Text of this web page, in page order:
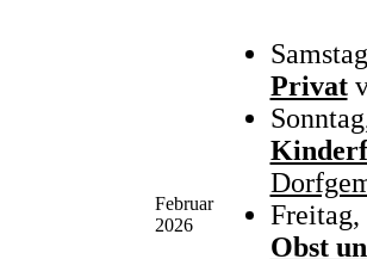
Februar
2026
Privat
Freitag,
Obst